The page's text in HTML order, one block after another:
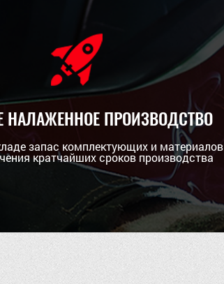
НАЛАЖЕННОЕ ПРОИЗВОДСТВО
запас комплектующих и материалов
кратчайших сроков производства